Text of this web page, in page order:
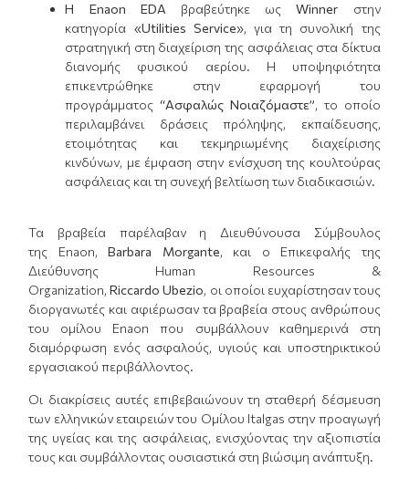
Η Enaon EDA βραβεύτηκε ωςWinner στην
κατηγορία «Utilities Service», για τη συνολική της
στρατηγική στη διαχείριση της ασφάλειας στα δίκτυα
διανομής φυσικού αερίου. Η υποψηφιότητα
επικεντρώθηκε στην εφαρμογή του
προγράμματος“Ασφαλώς Νοιαζόμαστε”, το οποίο
περιλαμβάνει δράσεις πρόληψης, εκπαίδευσης,
ετοιμότητας και τεκμηριωμένης διαχείρισης
κινδύνων, με έμφαση στην ενίσχυση της κουλτούρας
ασφάλειας και τη συνεχή βελτίωση των διαδικασιών.
Τα βραβεία παρέλαβαν η Διευθύνουσα Σύμβουλος
της Enaon,Barbara Morgante, και ο Επικεφαλής της
Διεύθυνσης Human Resources &
Organization,Riccardo Ubezio, οι οποίοι ευχαρίστησαν τους
διοργανωτές και αφιέρωσαν τα βραβεία στους ανθρώπους
του ομίλου Enaon που συμβάλλουν καθημερινά στη
διαμόρφωση ενός ασφαλούς, υγιούς και υποστηρικτικού
εργασιακού περιβάλλοντος.
Οι διακρίσεις αυτές επιβεβαιώνουν τη σταθερή δέσμευση
των ελληνικών εταιρειών του Ομίλου Italgas στην προαγωγή
της υγείας και της ασφάλειας, ενισχύοντας την αξιοπιστία
τους και συμβάλλοντας ουσιαστικά στη βιώσιμη ανάπτυξη.